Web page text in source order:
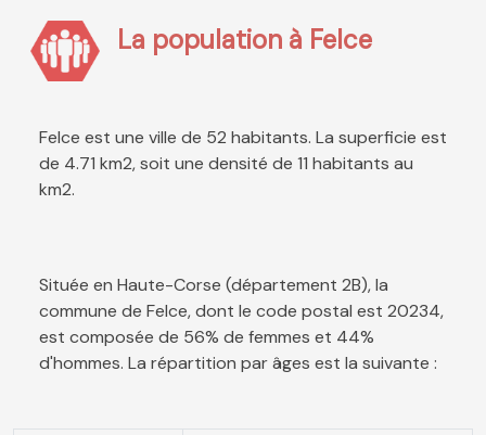
La population à Felce
Felce est une ville de 52 habitants. La superficie est
de 4.71 km2, soit une densité de 11 habitants au
km2.
Située en Haute-Corse (département 2B), la
commune de Felce, dont le code postal est 20234,
est composée de 56% de femmes et 44%
d'hommes. La répartition par âges est la suivante :